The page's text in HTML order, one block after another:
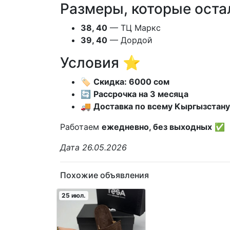
Размеры, которые
38, 40 — ТЦ Маркс
39, 40 — Дордой
Условия ⭐
🏷️ Скидка: 6000 сом
🔄 Рассрочка на 3 месяца
🚚 Доставка по всему Кыргызстану
Работаем ежедневно, без выходных ✅
Дата 26.05.2026
Похожие объявления
25 июл.